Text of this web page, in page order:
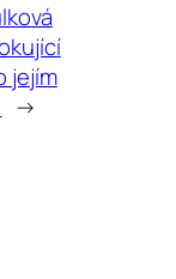
jejím
→